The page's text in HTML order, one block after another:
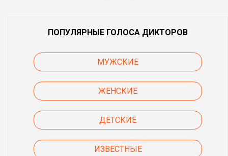
ПОПУЛЯРНЫЕ ГОЛОСА ДИКТОРОВ
МУЖСКИЕ
ЖЕНСКИЕ
ДЕТСКИЕ
ИЗВЕСТНЫЕ